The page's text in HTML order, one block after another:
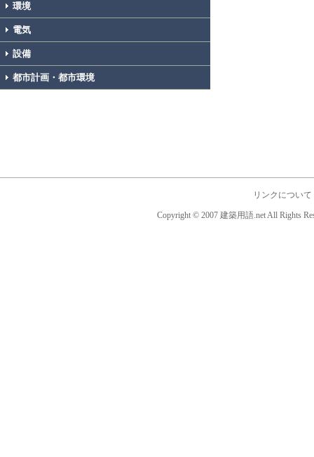
環境
電気
設備
都市計画・都市環境
リンクについて
Copyright © 2007 建築用語.net All Rights